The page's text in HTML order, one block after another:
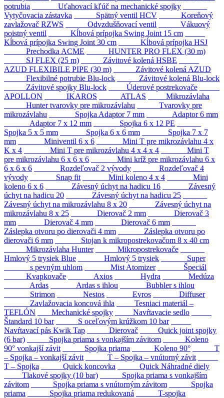
potrubia
Uťahovací kľúč na mechanické spojky
Vytyčovacia zástavka
Spätný ventil HCV
Koreňový
zavlažovač RZWS
Odvzdušňovací ventil
Vákuový
poistný ventil
Kĺbová prípojka Swing Joint 15 cm
Kĺbová prípojka Swing Joint 30 cm
Kĺbová prípojka HSJ
Prechodka ACME
HUNTER PRO FLEX (30 m)
SJ FLEX (25 m)
Závitové kolená HSBE
AZUD FLEXIBILE PIPE (30 m)
Závitové kolená AZUD
Flexibilné potrubie Blu-lock
Závitové kolená Blu-lock
Závitové spojky Blu-lock
Úderové postrekovače
APOLLON
IKAROS ATLAS
Mikrozávlaha
Hunter tvarovky pre mikrozávlahu
Tvarovky pre
mikrozávlahu
Spojka Adaptor 7 mm
Adaptor 6 mm
Adaptor 7 x 12 mm
Spojka 6 x 12 PE
Spojka 5 x 5 mm
Spojka 6 x 6 mm
Spojka 7 x 7
mm
Miniventil 6 x 6
Mini T pre mikrozávlahu 4 x
K x 4
Mini T pre mikrozávlahu 4 x 4 x 4
Mini T
pre mikrozávlahu 6 x 6 x 6
Mini kríž pre mikrozávlahu 6 x
6 x 6 x 6
Rozdeľovač 2 vývody
Rozdeľovač 4
vývody
Snap fit Mini koleno 4 x 4
Mini
koleno 6 x 6
Závesný úchyt na hadicu 16
Závesný
úchyt na hadicu 20
Závesný úchyt na hadicu 25
Závesný úchyt na mikrozávlahu 8 x 20
Závesný úchyt na
mikrozávlahu 8 x 25
Dierovač 2 mm
Dierovač 3
mm
Dierovač 4 mm
Dierovač 6 mm
Záslepka otvoru po dierovači 4 mm
Záslepka otvoru po
dierovači 6 mm
Stojan k mikropostrekovačom 8 x 40 cm
Mikrozávlaha Hunter
Mikropostrekovače
Hmlový 5 trysiek Blue
Hmlový 5 trysiek
Super
s pevným uhlom
Mist Atomizer
Špeciál
Kvapkovače
Axios Hydra
Medúza
Ardas
Ardas s ihlou
Bubbler s ihlou
Strimon
Nestos Evros
Diffuser
Zavlažovacia koncová ihla
Tesniaci materiál –
TEFLÓN
Mechanické spojky
Navŕtavacie sedlo
Štandard 10 bar
S oceľovým krúžkom 10 bar
Navŕtavací pás Kwik Tap
Dierovač
Quick joint spojky
(6 bar)
Spojka priama s vonkajším závitom
Koleno
90° vonkajší závit
Spojka priama Koleno 90°
T
– Spojka – vonkajší závit
T – Spojka – vnútorný závit
T – Spojka
Quick koncovka
Quick Náhradné diely
Tlakové spojky (10 bar)
Spojka priama s vonkajším
závitom
Spojka priama s vnútorným závitom
Spojka
priama
Spojka priama redukovaná
T-spojka